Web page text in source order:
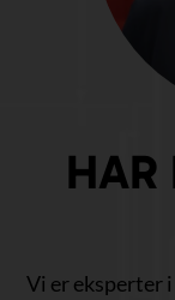
HAR
Vi er eksperter